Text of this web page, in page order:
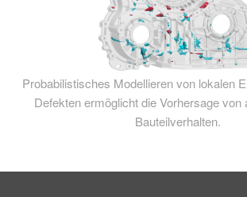
Probabilistisches Modellieren von lokalen
Defekten ermöglicht die Vorhersage von
Bauteilverhalten.